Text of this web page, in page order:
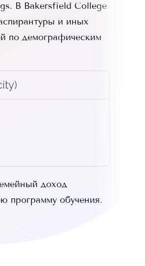
В Bakersfield College
и иных
по демографическим
доход
программу обучения.